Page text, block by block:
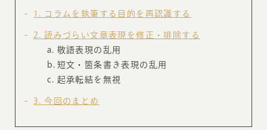
1 コラムを執筆する目的を再認識する
2
読みづらい文章表現を修正・排除する
敬語表現の乱用
短文・箇条書き表現の乱用
起承転結を無視
3 今回のまとめ